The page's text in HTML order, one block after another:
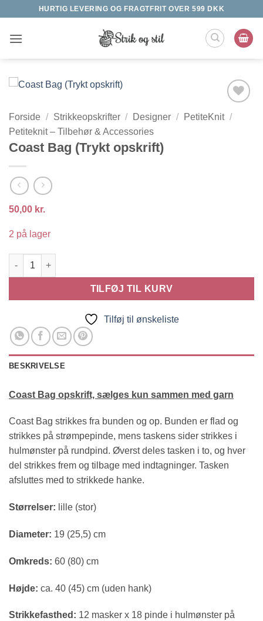
indhold
HURTIG LEVERING OG FRAGTFRIT OVER 599 DKK
Tilføj til
Forside / Strikkeopskrifter / Designer / PetiteKnit /
Petiteknit – Tilbehør & Accessories
Coast Bag (Trykt opskrift)
50,00 kr.
2 på lager
Coast Bag (Trykt opskrift) antal
TILFØJ TIL KURV
Tilføj til ønskeliste
BESKRIVELSE
Coast Bag opskrift, sælges kun sammen med garn
Coast Bag strikkes fra bunden og op. Bunden er flad og
strikkes på strømpepinde, mens taskens sider strikkes i
hulmønster på rundpind. Øverst deles tasken i to, og hver
del strikkes frem og tilbage med indtagninger. Tasken
afsluttes med to strikkede hanke.
Størrelser: lille (stor)
Diameter: 19 (25,5) cm
Omkreds: 60 (80) cm
Højde: ca. 40 (45) cm (uden hank)
Strikkefasthed: 12 masker x 18 pinde i hulmønster på